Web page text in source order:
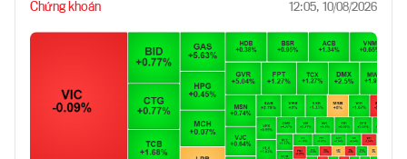
Chứng khoán 12:05, 10/08/2026